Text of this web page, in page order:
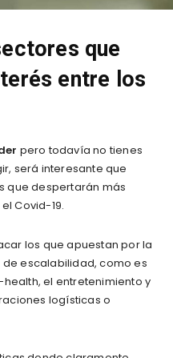
que
entre los
pero todavía no tienes
será interesante que
que despertarán más
Covid-19.
los que apuestan por la
escalabilidad, como es
el entretenimiento y
logísticas o